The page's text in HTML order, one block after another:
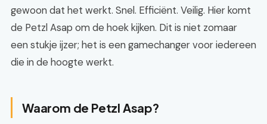
gewoon dat het werkt. Snel. Efficiënt. Veilig. Hier komt
de Petzl Asap om de hoek kijken. Dit is niet zomaar
een stukje ijzer; het is een gamechanger voor iedereen
die in de hoogte werkt.
Waarom de Petzl Asap?